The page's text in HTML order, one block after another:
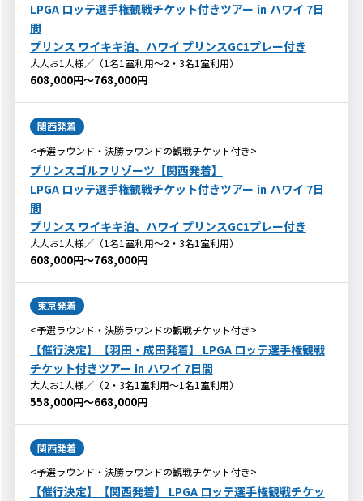
LPGA ロッテ選手権観戦チケット付きツアー ㏌ ハワイ 7日
間
プリンス ワイキキ泊、ハワイ プリンスGC1プレー付き
大人お1人様／（1名1室利用～2・3名1室利用）
608,000円～768,000円
関西発着
<予選ラウンド・決勝ラウンドの観戦チケット付き>
プリンスゴルフリゾーツ【関西発着】
LPGA ロッテ選手権観戦チケット付きツアー ㏌ ハワイ 7日
間
プリンス ワイキキ泊、ハワイ プリンスGC1プレー付き
大人お1人様／（1名1室利用～2・3名1室利用）
608,000円～768,000円
東京発着
<予選ラウンド・決勝ラウンドの観戦チケット付き>
【催行決定】【羽田・成田発着】 LPGA ロッテ選手権観戦
チケット付きツアー ㏌ ハワイ 7日間
大人お1人様／（2・3名1室利用～1名1室利用）
558,000円～668,000円
関西発着
<予選ラウンド・決勝ラウンドの観戦チケット付き>
【催行決定】【関西発着】 LPGA ロッテ選手権観戦チケッ